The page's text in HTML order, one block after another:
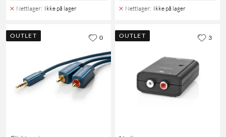
Nettlager: Ikke på lager Nettlager: Ikke på lager
OUTLET 0 OUTLET 3